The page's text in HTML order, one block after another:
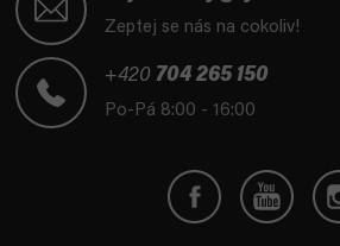
Zeptej se nás na cokoliv!
+420 704 265 150
Po-Pá 8:00 - 16:00